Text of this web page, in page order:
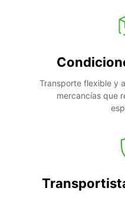
Transporte flexible y
mercancías que